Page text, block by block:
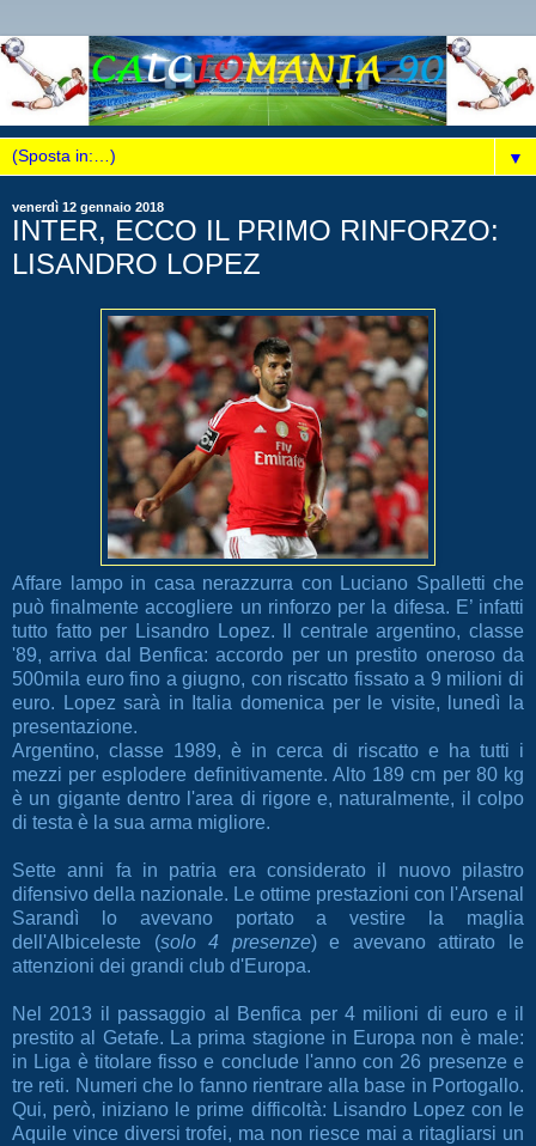
▼
venerdì 12 gennaio 2018
INTER, ECCO IL PRIMO RINFORZO:
LISANDRO LOPEZ
Affare lampo in casa nerazzurra con Luciano Spalletti che
può finalmente accogliere un rinforzo per la difesa. E’ infatti
tutto fatto per Lisandro Lopez. Il centrale argentino, classe
'89, arriva dal Benfica: accordo per un prestito oneroso da
500mila euro fino a giugno, con riscatto fissato a 9 milioni di
euro. Lopez sarà in Italia domenica per le visite, lunedì la
presentazione.
Argentino, classe 1989, è in cerca di riscatto e ha tutti i
mezzi per esplodere definitivamente. Alto 189 cm per 80 kg
è un gigante dentro l'area di rigore e, naturalmente, il colpo
di testa è la sua arma migliore.
Sette anni fa in patria era considerato il nuovo pilastro
difensivo della nazionale. Le ottime prestazioni con l'Arsenal
Sarandì lo avevano portato a vestire la maglia
dell'Albiceleste (solo 4 presenze) e avevano attirato le
attenzioni dei grandi club d'Europa.
Nel 2013 il passaggio al Benfica per 4 milioni di euro e il
prestito al Getafe. La prima stagione in Europa non è male:
in Liga è titolare fisso e conclude l'anno con 26 presenze e
tre reti. Numeri che lo fanno rientrare alla base in Portogallo.
Qui, però, iniziano le prime difficoltà: Lisandro Lopez con le
Aquile vince diversi trofei, ma non riesce mai a ritagliarsi un